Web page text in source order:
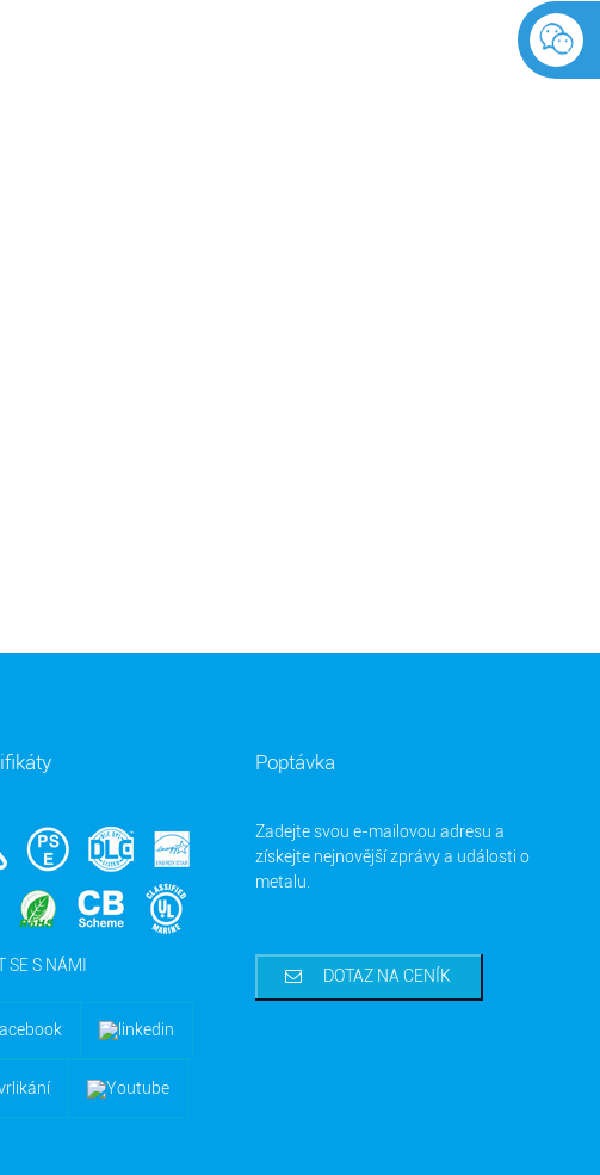
SE S NÁMI
Poptávka
Zadejte svou e-mailovou adresu a
získejte nejnovější zprávy a události o
metalu.
DOTAZ NA CENÍK